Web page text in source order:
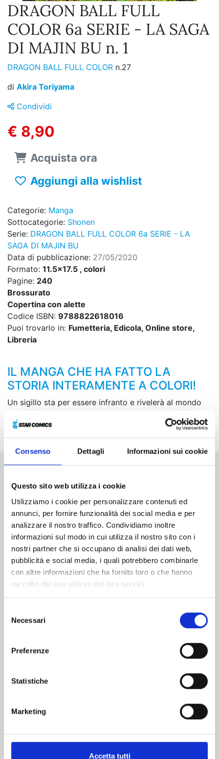
Consenso Dettagli Informazioni sui cookie
Questo sito web utilizza i cookie
Utilizziamo i cookie per personalizzare contenuti ed
annunci, per fornire funzionalità dei social media e per
analizzare il nostro traffico. Condividiamo inoltre
informazioni sul modo in cui utilizza il nostro sito con i
nostri partner che si occupano di analisi dei dati web,
pubblicità e social media, i quali potrebbero combinarle
con altre informazioni che ha fornito loro o che hanno
raccolto dal suo utilizzo dei loro servizi.
delNecessari
Preferenze
Statistiche
Marketing
Accetta tutti
DRAGON BALL FULL
COLOR 6a SERIE - LA SAGA
DI MAJIN BU n. 1
DRAGON BALL FULL COLOR n.27
di Akira Toriyama
Condividi
€ 8,90
Acquista ora
Aggiungi alla wishlist
Categorie: Manga
Sottocategorie: Shonen
Serie: DRAGON BALL FULL COLOR 6a SERIE - LA
SAGA DI MAJIN BU
Data di pubblicazione: 27/05/2020
Formato: 11.5x17.5 , colori
Pagine: 240
Brossurato
Copertina con alette
Codice ISBN: 9788822618016
Puoi trovarlo in: Fumetteria, Edicola, Online store,
Libreria
IL MANGA CHE HA FATTO LA
STORIA INTERAMENTE A COLORI!
Un sigillo sta per essere infranto e rivelerà al mondo
il primo volume della saga di Majin Bu!
Altri volumi della serie
DRAGON BALL FULL COLOR 6a SERIE - LA